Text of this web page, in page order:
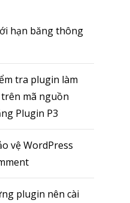
hạn băng thông
tra plugin làm
mã nguồn
Plugin P3
vệ WordPress
plugin nên cài